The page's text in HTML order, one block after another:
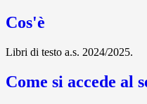
Cos'è
Libri di testo a.s. 2024/2025.
Come si accede al